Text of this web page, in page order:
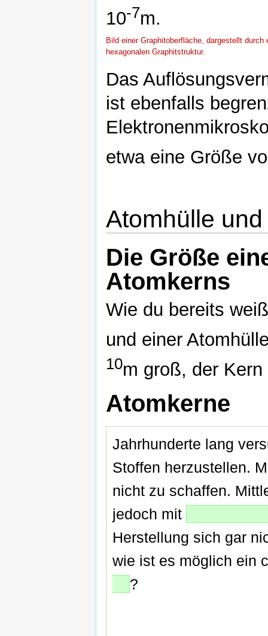
10-7m.
Bild einer Graphitoberfläche, dargestellt
hexagonalen Graphitstruktur.
Das
ist ebenfalls
etwa eine Größe
Atomhülle
Die Größe
Atomkerns
Wie du bereits
und einer
10m groß, der
Atomkerne
Jahrhunderte lang
Stoffen herzustellen.
nicht zu schaffen.
jedoch mit
Herstellung sich gar
wie ist es möglich ein
?